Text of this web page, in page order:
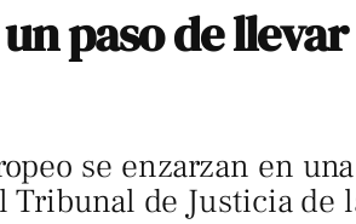
paso de
se enzarzan en
de Justicia de